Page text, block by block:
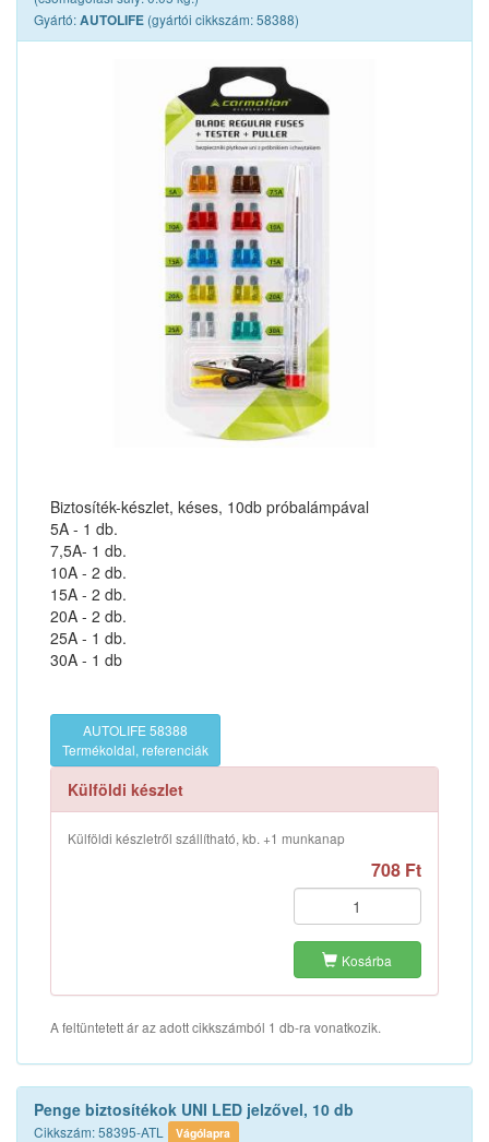
Gyártó:AUTOLIFE (gyártói cikkszám: 58388)
Biztosíték-készlet, késes, 10db próbalámpával
5A - 1 db.
7,5A- 1 db.
10A - 2 db.
15A - 2 db.
20A - 2 db.
25A - 1 db.
30A - 1 db
AUTOLIFE 58388
Termékoldal, referenciák
Külföldi készlet
Külföldi készletről szállítható, kb. +1 munkanap
708 Ft
Kosárba
A feltüntetett ár az adott cikkszámból 1 db-ra vonatkozik.
Penge biztosítékok UNI LED jelzővel, 10 db
Cikkszám: 58395-ATL Vágólapra